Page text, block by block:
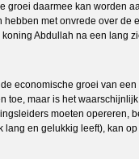
groei daarmee kan worden
met onvrede over de
Abdullah na een lang
economische groei van
toe, maar is het
moeten opereren,
lang en gelukkig leeft), kan